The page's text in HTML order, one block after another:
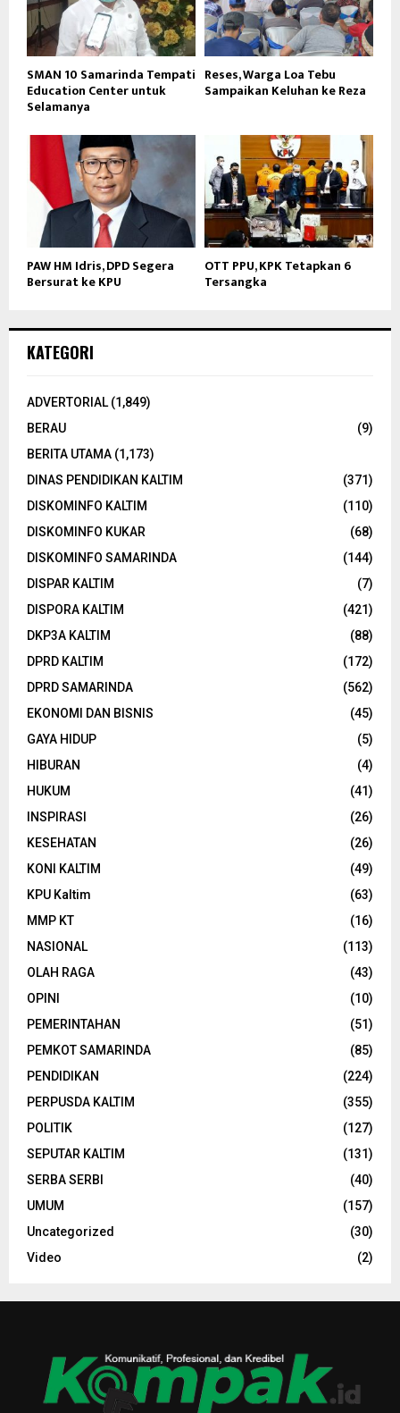
SMAN 10 Samarinda Tempati
Education Center untuk
Selamanya
Reses, Warga Loa Tebu
Sampaikan Keluhan ke Reza
PAW HM Idris, DPD Segera
Bersurat ke KPU
OTT PPU, KPK Tetapkan 6
Tersangka
KATEGORI
ADVERTORIAL (1,849)
BERAU
(9)
BERITA UTAMA (1,173)
DINAS PENDIDIKAN KALTIM
(371)
DISKOMINFO KALTIM
(110)
DISKOMINFO KUKAR
(68)
DISKOMINFO SAMARINDA
(144)
DISPAR KALTIM
(7)
DISPORA KALTIM
(421)
DKP3A KALTIM
(88)
DPRD KALTIM
(172)
DPRD SAMARINDA
(562)
EKONOMI DAN BISNIS
(45)
GAYA HIDUP
(5)
HIBURAN
(4)
HUKUM
(41)
INSPIRASI
(26)
KESEHATAN
(26)
KONI KALTIM
(49)
KPU Kaltim
(63)
MMP KT
(16)
NASIONAL
(113)
OLAH RAGA
(43)
OPINI
(10)
PEMERINTAHAN
(51)
PEMKOT SAMARINDA
(85)
PENDIDIKAN
(224)
PERPUSDA KALTIM
(355)
POLITIK
(127)
SEPUTAR KALTIM
(131)
SERBA SERBI
(40)
UMUM
(157)
Uncategorized
(30)
Video
(2)